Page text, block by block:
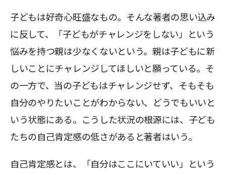
子どもは好奇心旺盛なもの。そんな著者の思い込み
に反して、「子どもがチャレンジをしない」という
悩みを持つ親は少なくないという。親は子どもに新
しいことにチャレンジしてほしいと願っている。そ
の一方で、当の子どもはチャレンジせず、そもそも
自分のやりたいことがわからない、どうでもいいと
いう状態にある。こうした状況の根源には、子ども
たちの自己肯定感の低さがあると著者はいう。
自己肯定感とは、「自分はここにいていい」という